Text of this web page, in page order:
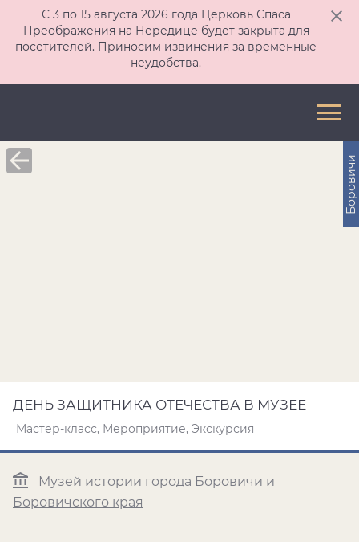
С 3 по 15 августа 2026 года Церковь Спаса
Преображения на Нередице будет закрыта для
посетителей. Приносим извинения за временные
неудобства.
ДЕНЬ ЗАЩИТНИКА ОТЕЧЕСТВА В МУЗЕЕ
Мастер-класс, Мероприятие, Экскурсия
Музей истории города Боровичи и
Боровичского края
Боровичи